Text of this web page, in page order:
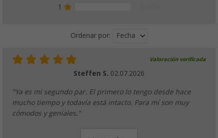
1
Ordenar por: Fecha
Valoración verificada
Steffen S. 02.07.2026
"Ya es mi segundo par. El primero lo tengo desde hace
mucho tiempo y todavía está intacto. Para mí son muy
cómodos y geniales."